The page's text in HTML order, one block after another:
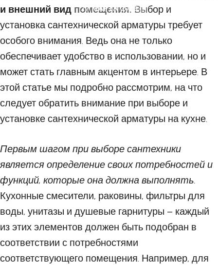
27 МАРТА 2023
и внешний вид помещения. Выбор и
установка сантехнической арматуры требует
особого внимания. Ведь она не только
обеспечивает удобство в использовании, но и
может стать главным акцентом в интерьере. В
этой статье мы подробно рассмотрим, на что
следует обратить внимание при выборе и
установке сантехнической арматуры на кухне.
Первым шагом при выборе сантехники
является определение своих потребностей и
функций, которые она должна выполнять.
Кухонные смесители, раковины, фильтры для
воды, унитазы и душевые гарнитуры – каждый
из этих элементов должен быть подобран в
соответствии с потребностями
соответствующего помещения. Например, для